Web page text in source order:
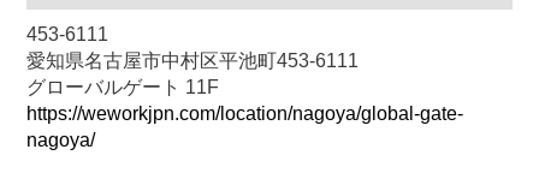
453-6111
愛知県名古屋市中村区平池町453-6111
グローバルゲート 11F
https://weworkjpn.com/location/nagoya/global-gate-
nagoya/